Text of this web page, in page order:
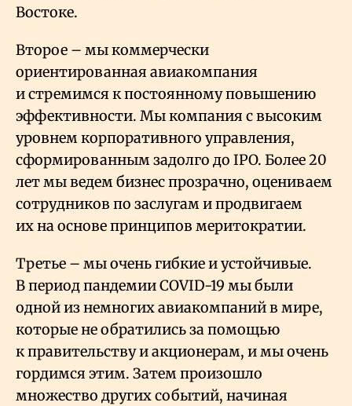
Востоке.
Второе – мы коммерчески
ориентированная авиакомпания
и стремимся к постоянному повышению
эффективности. Мы компания с высоким
уровнем корпоративного управления,
сформированным задолго до IPO. Более 20
лет мы ведем бизнес прозрачно, оцениваем
сотрудников по заслугам и продвигаем
их на основе принципов меритократии.
Третье – мы очень гибкие и устойчивые.
В период пандемии COVID-19 мы были
одной из немногих авиакомпаний в мире,
которые не обратились за помощью
к правительству и акционерам, и мы очень
гордимся этим. Затем произошло
множество других событий, начиная